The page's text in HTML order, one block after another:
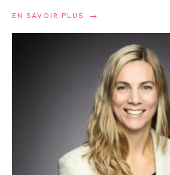
EN SAVOIR PLUS →